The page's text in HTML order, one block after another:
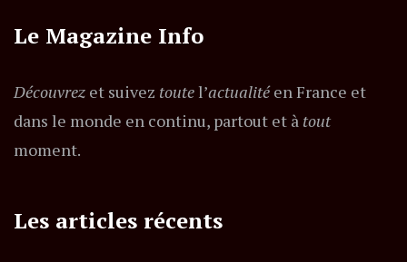
Le Magazine Info
Découvrez et suivez toutel’actualitéen France et
dans le monde en continu, partout et à tout
moment.
Les articles récents